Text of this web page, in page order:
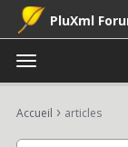
PluXml
t
g Connexion
Accueil › articles